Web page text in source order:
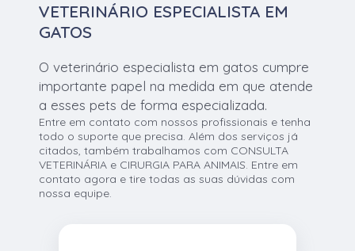
VETERINÁRIO ESPECIALISTA EM
GATOS
O veterinário especialista em gatos cumpre
importante papel na medida em que atende
a esses pets de forma especializada.
Entre em contato com nossos profissionais e tenha
todo o suporte que precisa. Além dos serviços já
citados, também trabalhamos com CONSULTA
VETERINÁRIA e CIRURGIA PARA ANIMAIS. Entre em
contato agora e tire todas as suas dúvidas com
nossa equipe.